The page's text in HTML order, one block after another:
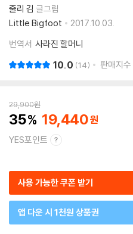
줄리 김 글그림
Little Bigfoot
2017.10.03.
번역서 사라진 할머니
10.0 14 판매지수
29,900원
35 19,440
YES포인트
사용 가능한 쿠폰 받기
앱 다운 시 1천원 상품권